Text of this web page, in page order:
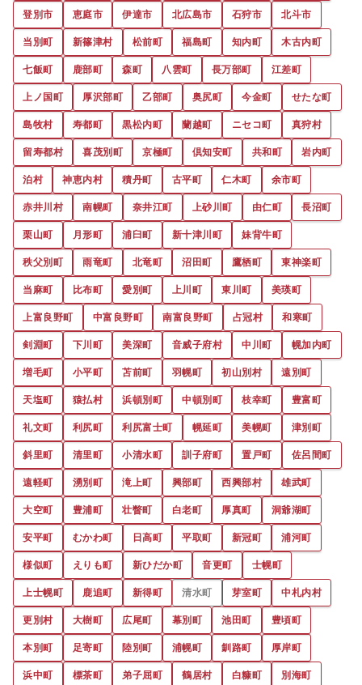
登別市
恵庭市 伊達市 北広島市 石狩市
北斗市
当別町
新篠津村 松前町 福島町 知内町
木古内町
七飯町
鹿部町 森町 八雲町 長万部町
江差町
上ノ国町
厚沢部町 乙部町 奥尻町 今金町
せたな町
島牧村
寿都町 黒松内町 蘭越町 ニセコ町
真狩村
留寿都村
喜茂別町 京極町 倶知安町 共和町
岩内町
泊村
神恵内村 積丹町 古平町 仁木町
余市町
赤井川村
南幌町 奈井江町 上砂川町 由仁町
長沼町
栗山町
月形町 浦臼町 新十津川町
妹背牛町
秩父別町
雨竜町 北竜町 沼田町 鷹栖町
東神楽町
当麻町
比布町 愛別町 上川町 東川町
美瑛町
上富良野町
中富良野町 南富良野町 占冠村
和寒町
剣淵町
下川町 美深町 音威子府村 中川町
幌加内町
増毛町
小平町 苫前町 羽幌町 初山別村
遠別町
天塩町
猿払村 浜頓別町 中頓別町 枝幸町
豊富町
礼文町
利尻町 利尻富士町 幌延町 美幌町
津別町
斜里町
清里町 小清水町 訓子府町 置戸町
佐呂間町
遠軽町
湧別町 滝上町 興部町 西興部村
雄武町
大空町
豊浦町 壮瞥町 白老町 厚真町
洞爺湖町
安平町
むかわ町 日高町 平取町 新冠町
浦河町
様似町
えりも町 新ひだか町 音更町
士幌町
上士幌町
鹿追町 新得町 清水町 芽室町
中札内村
更別村
大樹町 広尾町 幕別町 池田町
豊頃町
本別町
足寄町 陸別町 浦幌町 釧路町
厚岸町
浜中町
標茶町 弟子屈町 鶴居村 白糠町
別海町